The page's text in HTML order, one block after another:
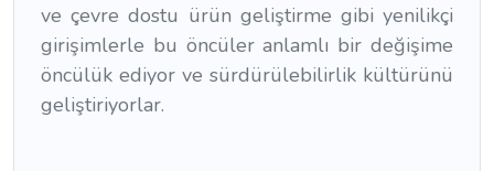
ve çevre dostu ürün geliştirme gibi yenilikçi
girişimlerle bu öncüler anlamlı bir değişime
öncülük ediyor ve sürdürülebilirlik kültürünü
geliştiriyorlar.